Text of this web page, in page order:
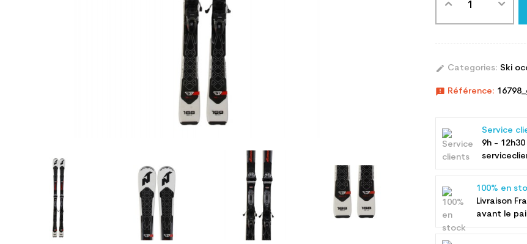
edit Categories: Ski
announcement Référence:
Service
9h -
100% en
Livraison
avant le